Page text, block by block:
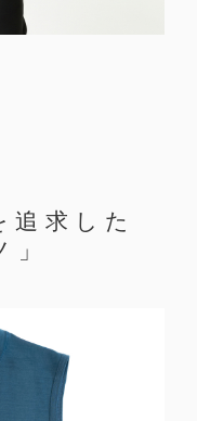
追求した
」